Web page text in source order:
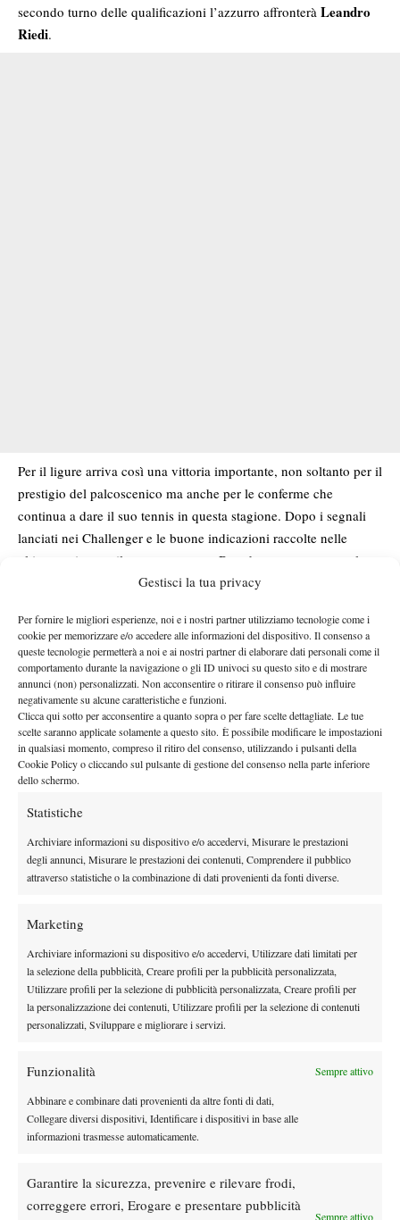
Gestisci la tua privacy
Per fornire le migliori esperienze, noi e i nostri partner utilizziamo tecnologie come i
cookie per memorizzare e/o accedere alle informazioni del dispositivo. Il consenso a
queste tecnologie permetterà a noi e ai nostri partner di elaborare dati personali come il
comportamento durante la navigazione o gli ID univoci su questo sito e di mostrare
annunci (non) personalizzati. Non acconsentire o ritirare il consenso può influire
negativamente su alcune caratteristiche e funzioni.
Clicca qui sotto per acconsentire a quanto sopra o per fare scelte dettagliate. Le tue
scelte saranno applicate solamente a questo sito. È possibile modificare le impostazioni
in qualsiasi momento, compreso il ritiro del consenso, utilizzando i pulsanti della
Cookie Policy o cliccando sul pulsante di gestione del consenso nella parte inferiore
dello schermo.
Statistiche
Archiviare informazioni su dispositivo e/o accedervi, Misurare le prestazioni
degli annunci, Misurare le prestazioni dei contenuti, Comprendere il pubblico
attraverso statistiche o la combinazione di dati provenienti da fonti diverse.
Marketing
Archiviare informazioni su dispositivo e/o accedervi, Utilizzare dati limitati per
la selezione della pubblicità, Creare profili per la pubblicità personalizzata,
Utilizzare profili per la selezione di pubblicità personalizzata, Creare profili per
la personalizzazione dei contenuti, Utilizzare profili per la selezione di contenuti
personalizzati, Sviluppare e migliorare i servizi.
Funzionalità Sempre attivo
Abbinare e combinare dati provenienti da altre fonti di dati,
Collegare diversi dispositivi, Identificare i dispositivi in base alle
informazioni trasmesse automaticamente.
Garantire la sicurezza, prevenire e rilevare frodi,
correggere errori, Erogare e presentare pubblicità
Sempre attivo
secondo turno delle qualificazioni l’azzurro affronterà Leandro
Riedi.
Per il ligure arriva così una vittoria importante, non soltanto per il
prestigio del palcoscenico ma anche per le conferme che
continua a dare il suo tennis in questa stagione. Dopo i segnali
lanciati nei Challenger e le buone indicazioni raccolte nelle
ultime settimane, il successo contro Broady rappresenta un altro
passo avanti nella crescita del giovane azzurro.
Match solido e ben gestito da parte di Cadenasso, bravo a
mantenere lucidità nei momenti chiave della sfida. Nel primo set
regna l’equilibrio assoluto: nessuna delle due parti concede
praticamente nulla nei propri turni di battuta e l’unico break
arriva nel momento decisivo, nell’undicesimo game, quando
l’azzurro riesce ad alzare il livello in risposta e a strappare il
servizio a Broady prima di chiudere il parziale sul 7-5.
a rientrare nel match andando avanti di un break in due
occasioni. Cadenasso, però, non perde mai il controllo della
partita: recupera entrambe le volte lo svantaggio e continua a
spingere da fondo, trovando poi l’allungo decisivo che gli
giocherà lo US Open, forse non lo vedremo
più nel 2026”
Masters 1000 Montreal 2026, Musetti: “Mi
manca ancora la costanza, fa male rivivere